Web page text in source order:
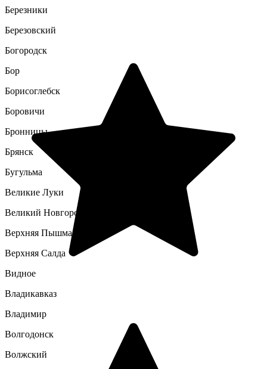
Березники
Березовский
Богородск
Бор
Борисоглебск
Боровичи
Бронницы
Брянск
Бугульма
Великие Луки
Великий Новгород
Верхняя Пышма
Верхняя Салда
Видное
Владикавказ
Владимир
Волгодонск
Волжский